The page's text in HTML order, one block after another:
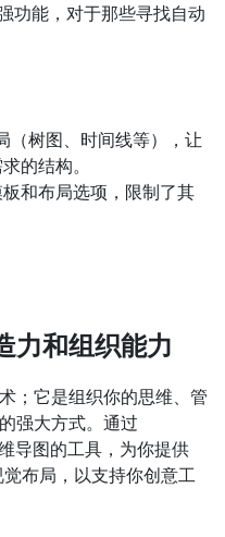
功能，对于那些寻找自动
（树图、时间线等），让
的结构。
板和布局选项，限制了其
力和组织能力
；它是组织你的思维、管
强大方式。通过
导图的工具，为你提供
布局，以支持你创意工